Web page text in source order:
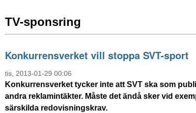
TV-sponsring
Konkurrensverket vill stoppa SVT-sport
tis, 2013-01-29 00:06
Konkurrensverket tycker inte att SVT ska som
andra reklamintäkter. Måste det ändå sker vid
särskilda redovisningskrav.